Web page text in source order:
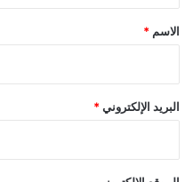
*
الاسم *
البريد الإلكتروني *